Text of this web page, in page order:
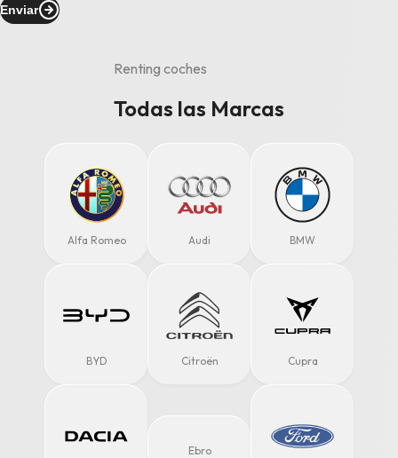
Enviar
Renting coches
Todas las Marcas
Alfa Romeo Audi BMW
BYD Citroën Cupra
Ebro